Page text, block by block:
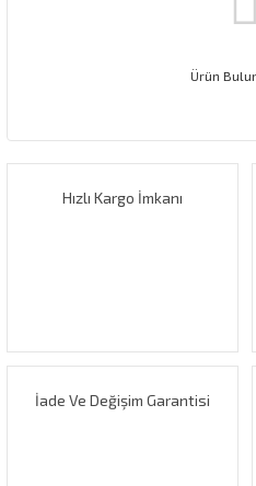
Ürün
Hızlı Kargo İmkanı
İade Ve Değişim Garantisi